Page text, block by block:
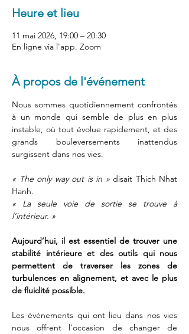
Heure et lieu
11 mai 2026, 19:00 – 20:30
En ligne via l'app. Zoom
À propos de l'événement
Nous sommes quotidiennement confrontés
à un monde qui semble de plus en plus
instable, où tout évolue rapidement, et des
grands bouleversements inattendus
surgissent dans nos vies.
« The only way out is in » disait Thich Nhat
Hanh.
« La seule voie de sortie se trouve à
l’intérieur. »
Aujourd’hui, il est essentiel de trouver une
stabilité intérieure et des outils qui nous
permettent de traverser les zones de
turbulences en alignement, et avec le plus
de fluidité possible.
Les événements qui ont lieu dans nos vies
nous offrent l’occasion de changer de